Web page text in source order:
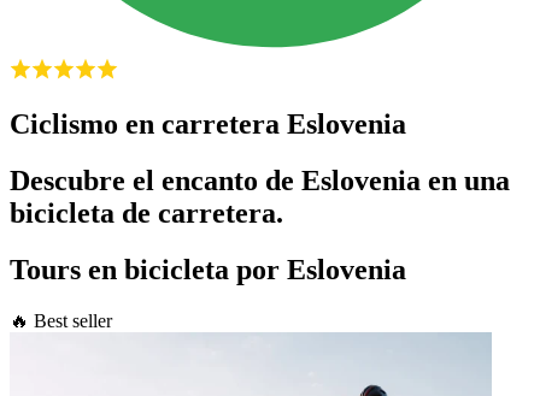
Ciclismo en carretera Eslovenia
Descubre el encanto de Eslovenia en una
bicicleta de carretera.
Tours en bicicleta por Eslovenia
🔥 Best seller